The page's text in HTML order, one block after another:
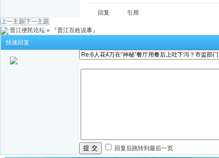
回复
引用
上一主题 下一主题
晋江便民论坛 »
『晋江百姓说事』
快速回复
提 交 回复后跳转到最后一页